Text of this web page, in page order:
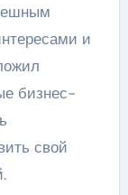
и
бизнес-
свой